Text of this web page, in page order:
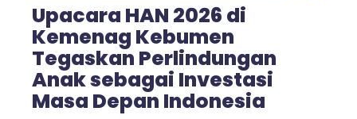
Upacara HAN 2026 di
Kemenag Kebumen
Tegaskan Perlindungan
Anak sebagai Investasi
Masa Depan Indonesia